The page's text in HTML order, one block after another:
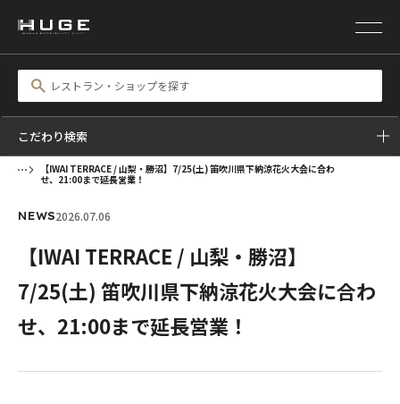
こだわり検索
【IWAI TERRACE / 山梨・勝沼】7/25(土) 笛吹川県下納涼花火大会に合わ
せ、21:00まで延長営業！
NEWS2026.07.06
【IWAI TERRACE / 山梨・勝沼】
7/25(土) 笛吹川県下納涼花火大会に合わ
せ、21:00まで延長営業！